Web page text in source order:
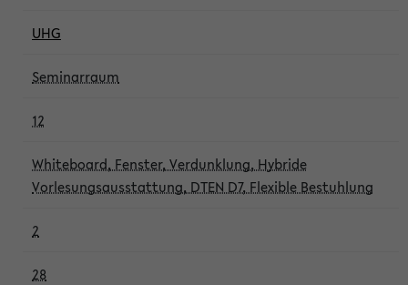
UHG
Seminarraum
12
Whiteboard, Fenster, Verdunklung, Hybride
Vorlesungsausstattung, DTEN D7, Flexible Bestuhlung
2
28